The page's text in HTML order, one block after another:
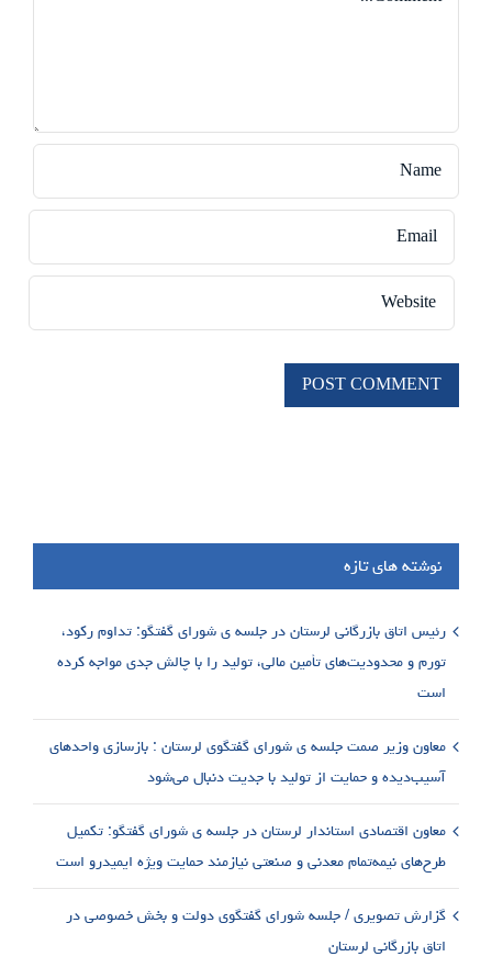
نوشته های تازه
رئیس اتاق بازرگانی لرستان در جلسه ی شورای گفتگو: تداوم رکود،
تورم و محدودیت‌های تأمین مالی، تولید را با چالش جدی مواجه کرده
است
معاون وزیر صمت جلسه ی شورای گفتگوی لرستان : بازسازی واحدهای
آسیب‌دیده و حمایت از تولید با جدیت دنبال می‌شود
معاون اقتصادی استاندار لرستان در جلسه ی شورای گفتگو: تکمیل
طرح‌های نیمه‌تمام معدنی و صنعتی نیازمند حمایت ویژه ایمیدرو است
گزارش تصویری / جلسه شورای گفتگوی دولت و بخش خصوصی در
اتاق بازرگانی لرستان